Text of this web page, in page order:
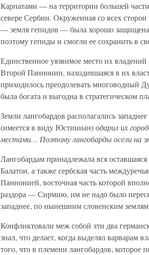
Карпатами — на территории большей
севере Сербии. Окруженная со всех
— земля гепидов — была хорошо
поэтому гепиды и смогли ее сохранить в
Единственное уязвимое место их
Второй Паннонии, находившаяся в их
приходилось преодолевать многоводный
была богата и выгодна в стратегическом
Земли лангобардов располагались
(имеется в виду Юстиниан)одарил их
местами… Поэтому лангобарды осели на
Лангобардам принадлежала вся
Балатон, а также сербская часть
Паннонией, восточная часть которой
раздора — Сирмию, им не надо было
западнее, по нынешним словенским
Конфликтовали меж собой эти два
знал, что делает, когда выделял варварам
того, что в племени лангобардов, которое